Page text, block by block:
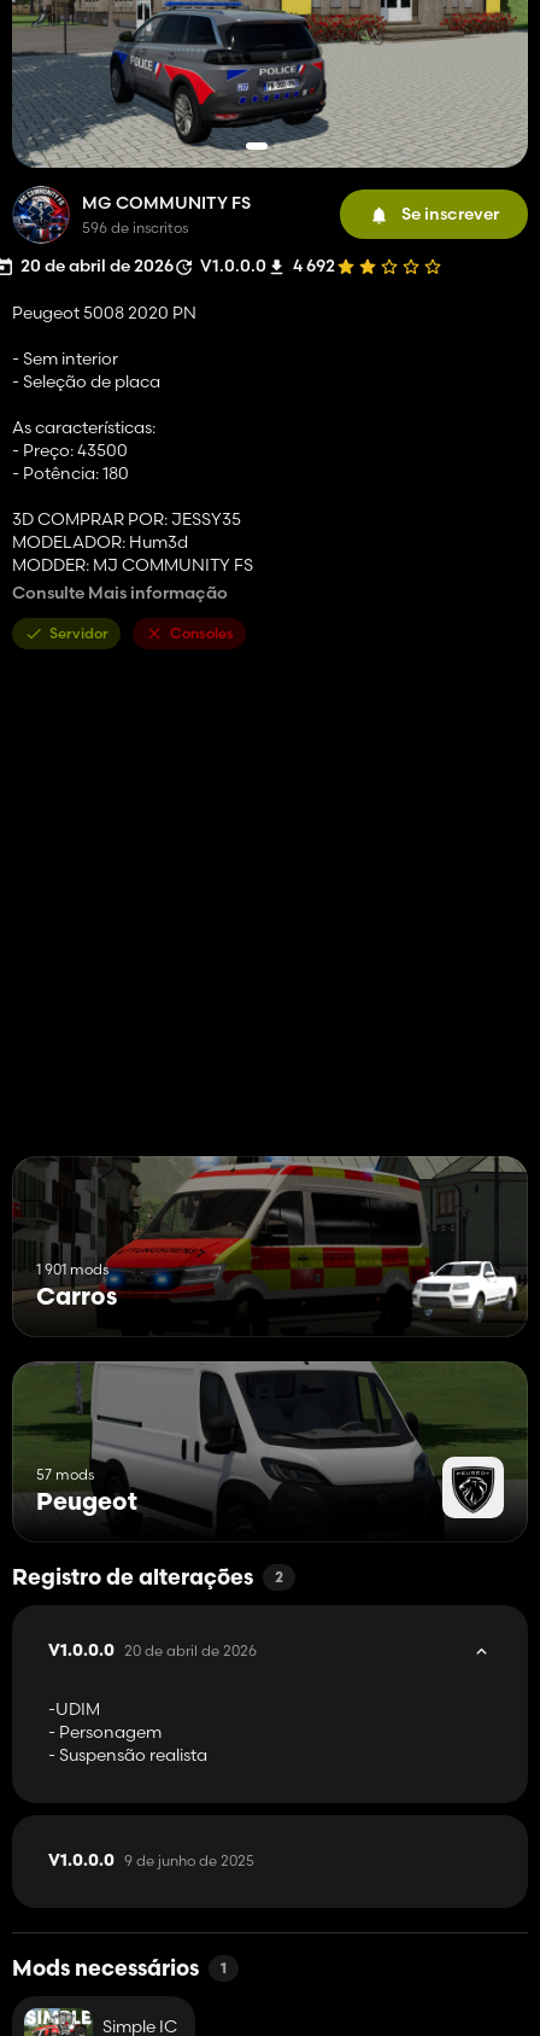
MG COMMUNITY FS
596 de inscritos
Se inscrever
20 de abril de 2026 V1.0.0.0 4 692
Peugeot 5008 2020 PN
- Sem interior
- Seleção de placa
As características:
- Preço: 43500
- Potência: 180
3D COMPRAR POR: JESSY35
MODELADOR: Hum3d
MODDER: MJ COMMUNITY FS
sob pena de ser retirado do site
Consulte Mais informação
Servidor Consoles
1 901 mods
Carros
57 mods
Peugeot
Registro de alterações 2
V1.0.0.0 20 de abril de 2026
-UDIM
- Personagem
- Suspensão realista
V1.0.0.0 9 de junho de 2025
Mods necessários 1
Simple IC